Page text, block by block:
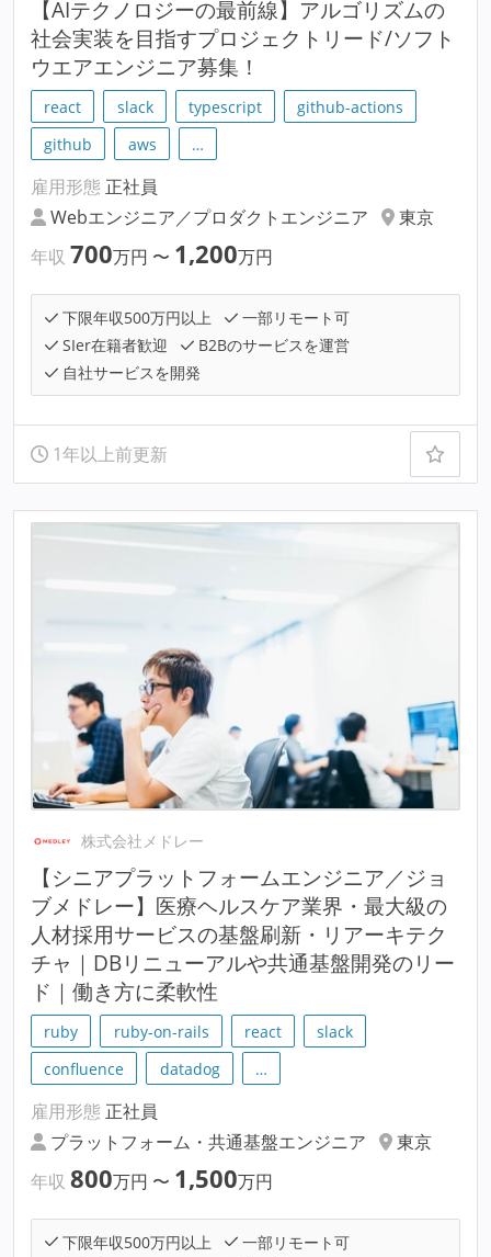
【AIテクノロジーの最前線】アルゴリズムの
社会実装を目指すプロジェクトリード/ソフト
ウエアエンジニア募集！
react slack typescript
github-actions
github
aws …
雇用形態 正社員
Webエンジニア／プロダクトエンジニア
東京
年収 700万円 〜 1,200万円
下限年収500万円以上
一部リモート可
SIer在籍者歓迎
B2Bのサービスを運営
自社サービスを開発
1年以上前更新
株式会社メドレー
【シニアプラットフォームエンジニア／ジョ
ブメドレー】医療ヘルスケア業界・最大級の
人材採用サービスの基盤刷新・リアーキテク
チャ｜DBリニューアルや共通基盤開発のリー
ド｜働き方に柔軟性
ruby ruby-on-rails react
slack
confluence
datadog …
雇用形態 正社員
プラットフォーム・共通基盤エンジニア
東京
年収 800万円 〜 1,500万円
下限年収500万円以上
一部リモート可